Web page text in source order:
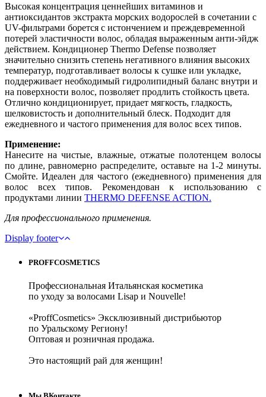
Высокая концентрация ценнейших витаминов и
антиоксидантов экстракта морских водорослей в сочетании с
UV-фильтрами борется с истончением и преждевременной
потерей эластичности волос, обладая выраженным анти-эйдж
действием. Кондиционер Thermo Defense позволяет
значительно снизить степень негативного влияния высоких
температур, подготавливает волосы к сушке или укладке,
поддерживает необходимый гидролипидный баланс внутри и
на поверхности волос, позволяет продлить стойкость цвета.
Отлично кондиционирует, придает мягкость, гладкость,
шелковистость и дополнительный блеск. Подходит для
ежедневного и частого применения для волос всех типов.
Применение:
Нанесите на чистые, влажные, отжатые полотенцем волосы
по длине, равномерно распределите, оставьте на 1-2 минуты.
Смойте. Идеален для частого (ежедневного) применения для
волос всех типов. Рекомендован к использованию с
продуктами линии THERMO DEFENSE ACTION.
Для профессионального применения.
Display footer
PROFFCOSMETICS
Профессиональная Итальянская косметика
по уходу за волосами Lisap и Nouvelle!
«ProffCosmetics» Эксклюзивный дистрибьютор
по Уральскому Региону!
Оптовая и розничная продажа.
Это настоящий рай для женщин!